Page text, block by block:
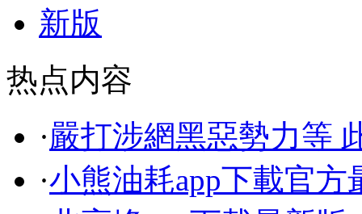
热点内容
·嚴打涉網黑惡勢力等
·小熊油耗app下載官方